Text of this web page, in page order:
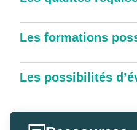
Les formations
Les possibilités